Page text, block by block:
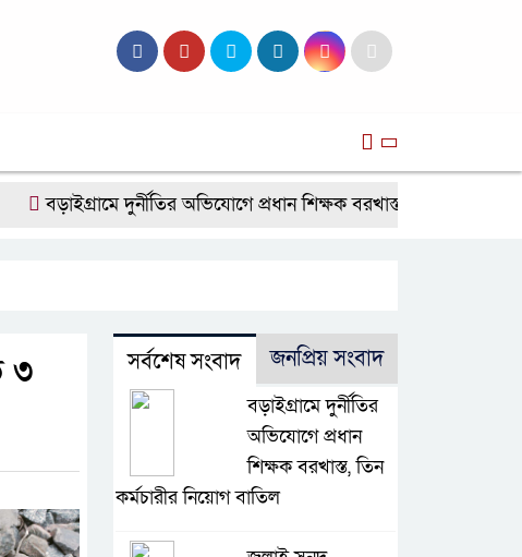
বড়াইগ্রামে দুর্নীতির অভিযোগে প্রধান শিক্ষক বরখাস্ত, তিন কর্মচারীর নিয়োগ
৩
সর্বশেষ সংবাদ জনপ্রিয় সংবাদ
বড়াইগ্রামে দুর্নীতির
অভিযোগে প্রধান
শিক্ষক বরখাস্ত, তিন
কর্মচারীর নিয়োগ বাতিল